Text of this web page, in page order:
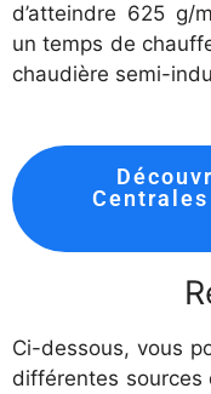
d’atteindre 625 g/
un temps de
chaudière semi-
Ci-dessous, vous
différentes sources